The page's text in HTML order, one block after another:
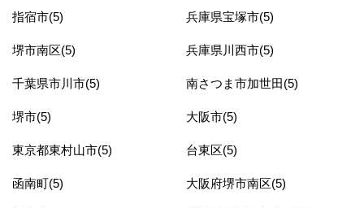
指宿市(5) 兵庫県宝塚市(5)
堺市南区(5) 兵庫県川西市(5)
千葉県市川市(5) 南さつま市加世田(5)
堺市(5) 大阪市(5)
東京都東村山市(5) 台東区(5)
函南町(5) 大阪府堺市南区(5)